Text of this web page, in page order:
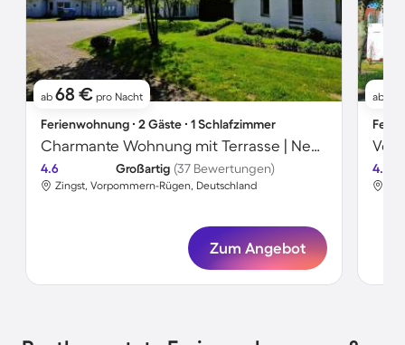
ab 68 € pro Nacht
Ferienwohnung ∙ 2 Gäste ∙ 1 Schlafzimmer
Charmante Wohnung mit Terrasse | Neben dem Strand
4.6 Großartig (37 Bewertungen)
Zingst, Vorpommern-Rügen, Deutschland
Zum Angebot
ab
4.5